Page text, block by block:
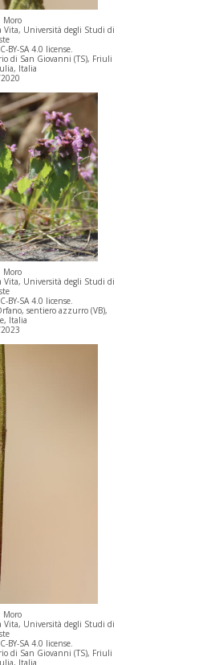
Moro
Università degli Studi di
BY-SA 4.0 license.
di San Giovanni (TS), Friuli
Italia
Moro
Università degli Studi di
BY-SA 4.0 license.
sentiero azzurro (VB),
Italia
Moro
Università degli Studi di
SA 4.0 license.
di San Giovanni (TS), Friuli
Italia